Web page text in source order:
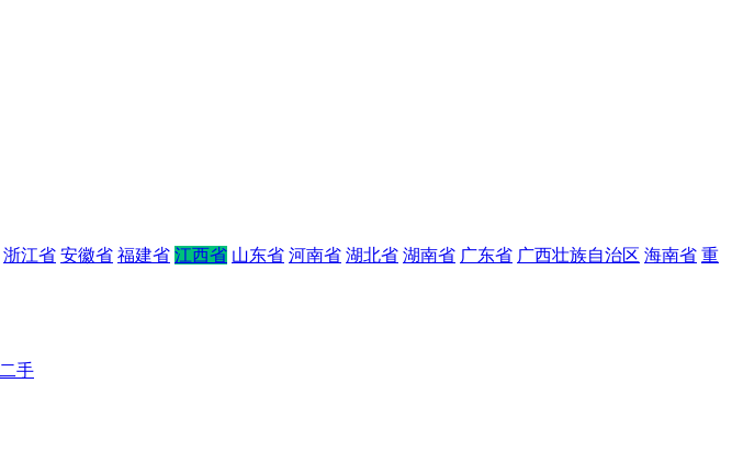
浙江省 安徽省 福建省 江西省 山东省 河南省 湖北省 湖南省 广东省 广西壮族自治区 海南省 重
二手